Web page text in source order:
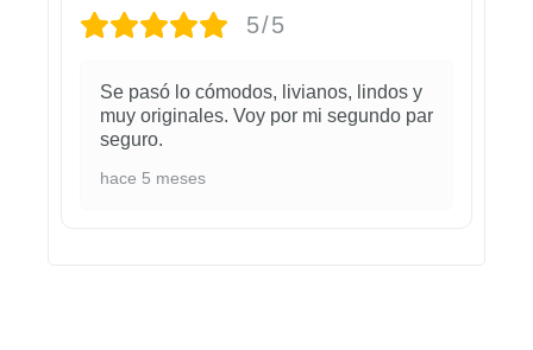
5/5
Se pasó lo cómodos, livianos, lindos y
muy originales. Voy por mi segundo par
seguro.
hace 5 meses